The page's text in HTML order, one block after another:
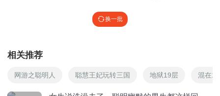
换一批
相关推荐
网游之聪明人 聪慧王妃玩转三国 地狱19层 混在